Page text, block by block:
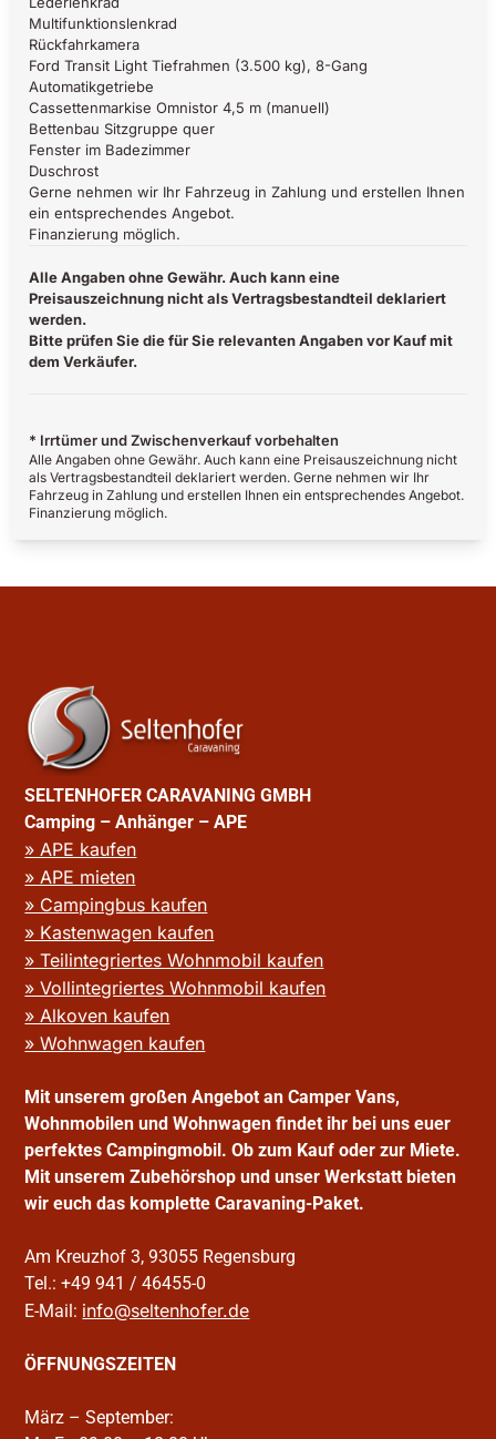
Multifunktionslenkrad
Rückfahrkamera
Ford Transit Light Tiefrahmen (3.500 kg), 8-Gang
Automatikgetriebe
Cassettenmarkise Omnistor 4,5 m (manuell)
Bettenbau Sitzgruppe quer
Fenster im Badezimmer
Duschrost
Gerne nehmen wir Ihr Fahrzeug in Zahlung und erstellen Ihnen
ein entsprechendes Angebot.
Finanzierung möglich.
Alle Angaben ohne Gewähr. Auch kann eine
Preisauszeichnung nicht als Vertragsbestandteil deklariert
werden.
Bitte prüfen Sie die für Sie relevanten Angaben vor Kauf mit
dem Verkäufer.
* Irrtümer und Zwischenverkauf vorbehalten
Alle Angaben ohne Gewähr. Auch kann eine Preisauszeichnung nicht
als Vertragsbestandteil deklariert werden. Gerne nehmen wir Ihr
Fahrzeug in Zahlung und erstellen Ihnen ein entsprechendes Angebot.
Finanzierung möglich.
SELTENHOFER CARAVANING GMBH
Camping – Anhänger – APE
» APE kaufen
» APE mieten
» Campingbus kaufen
» Kastenwagen kaufen
» Teilintegriertes Wohnmobil kaufen
» Vollintegriertes Wohnmobil kaufen
» Alkoven kaufen
» Wohnwagen kaufen
Mit unserem großen Angebot an Camper Vans,
Wohnmobilen und Wohnwagen findet ihr bei uns euer
perfektes Campingmobil. Ob zum Kauf oder zur Miete.
Mit unserem Zubehörshop und unser Werkstatt bieten
wir euch das komplette Caravaning-Paket.
Am Kreuzhof 3, 93055 Regensburg
Tel.: +49 941 / 46455-0
E-Mail: info@seltenhofer.de
ÖFFNUNGSZEITEN
März – September: